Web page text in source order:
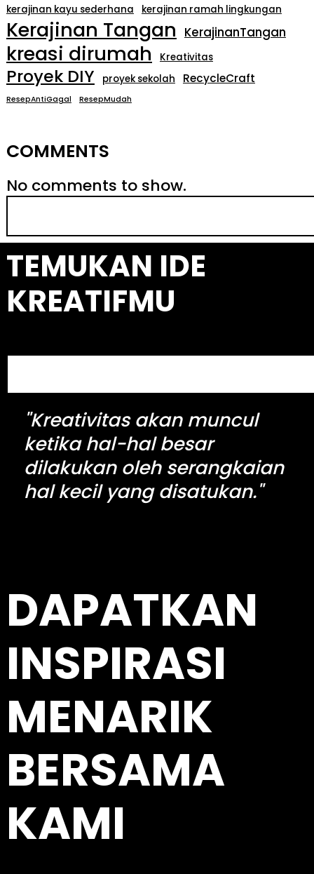
kerajinan kayu sederhana
kerajinan ramah lingkungan
Kerajinan Tangan KerajinanTangan
kreasi dirumah Kreativitas
Proyek DIY proyek sekolah RecycleCraft
ResepAntiGagal ResepMudah
COMMENTS
No comments to show.
a
r
c
h
TEMUKAN IDE
KREATIFMU
S
"Kreativitas akan muncul
ketika hal-hal besar
dilakukan oleh serangkaian
hal kecil yang disatukan."
DAPATKAN
INSPIRASI
MENARIK
BERSAMA
KAMI